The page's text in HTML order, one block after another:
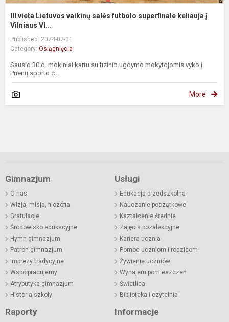
III vieta Lietuvos vaikinų salės futbolo superfinale keliauja į
Vilniaus Vl...
Published: 2024-02-01
Category: Osiągnięcia
Sausio 30 d. mokiniai kartu su fizinio ugdymo mokytojomis vyko į
Prienų sporto c...
More
Gimnazjum
O nas
Wizja, misja, filozofia
Gratulacje
Środowisko edukacyjne
Hymn gimnazjum
Patron gimnazjum
Imprezy tradycyjne
Współpracujemy
Atrybutyka gimnazjum
Historia szkoły
Usługi
Edukacja przedszkolna
Nauczanie początkowe
Kształcenie średnie
Zajęcia pozalekcyjne
Kariera ucznia
Pomoc uczniom i rodzicom
Żywienie uczniów
Wynajem pomieszczeń
Świetlica
Biblioteka i czytelnia
Raporty Informacje